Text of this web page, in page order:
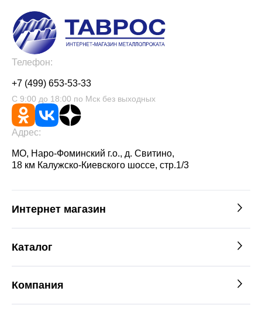
Телефон:
+7 (499) 653-53-33
С 9:00 до 18:00 по Мск без выходных
Адрес:
МО, Наро-Фоминский г.о., д. Свитино,
18 км Калужско-Киевского шоссе, стр.1/3
Интернет магазин
Каталог
Компания